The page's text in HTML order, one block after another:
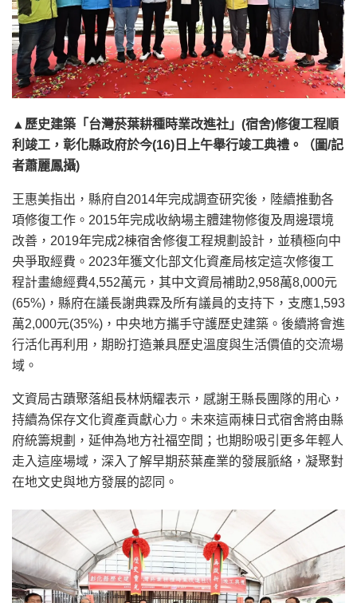
▲歷史建築「台灣菸葉耕種時業改進社」(宿舍)修復工程順
利竣工，彰化縣政府於今(16)日上午舉行竣工典禮。（圖/記
者蕭麗鳳攝)
王惠美指出，縣府自2014年完成調查研究後，陸續推動各
項修復工作。2015年完成收納場主體建物修復及周邊環境
改善，2019年完成2棟宿舍修復工程規劃設計，並積極向中
央爭取經費。2023年獲文化部文化資產局核定這次修復工
程計畫總經費4,552萬元，其中文資局補助2,958萬8,000元
(65%)，縣府在議長謝典霖及所有議員的支持下，支應1,593
萬2,000元(35%)，中央地方攜手守護歷史建築。後續將會進
行活化再利用，期盼打造兼具歷史溫度與生活價值的交流場
域。
文資局古蹟聚落組長林炳耀表示，感謝王縣長團隊的用心，
持續為保存文化資產貢獻心力。未來這兩棟日式宿舍將由縣
府統籌規劃，延伸為地方社福空間；也期盼吸引更多年輕人
走入這座場域，深入了解早期菸葉產業的發展脈絡，凝聚對
在地文史與地方發展的認同。